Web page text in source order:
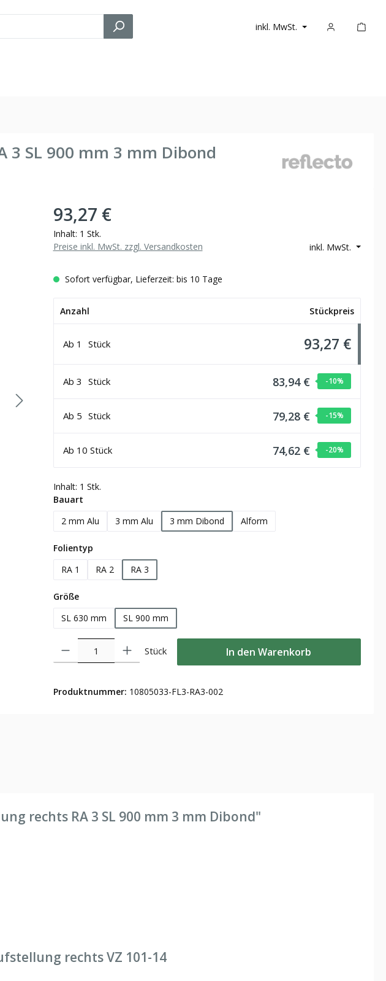
inkl. MwSt.
3 SL 900 mm 3 mm Dibond
93,27 €
Inhalt: 1 Stk.
inkl. MwSt.
Preise inkl. MwSt. zzgl. Versandkosten
Sofort verfügbar, Lieferzeit: bis 10 Tage
Anzahl Stückpreis
Ab 1 Stück 93,27 €
Ab 3 Stück 83,94 € -10%
Ab 5 Stück 79,28 € -15%
Ab 10 Stück 74,62 € -20%
Inhalt: 1 Stk.
Bauartauswählen
2 mm Alu
3 mm Alu 3 mm Dibond Alform
Folientypauswählen
RA 1
RA 2 RA 3
Größeauswählen
SL 630 mm
SL 900 mm
Stück In den Warenkorb
Produktnummer: 10805033-FL3-RA3-002
rechts RA 3 SL 900 mm 3 mm Dibond"
rechts VZ 101-14